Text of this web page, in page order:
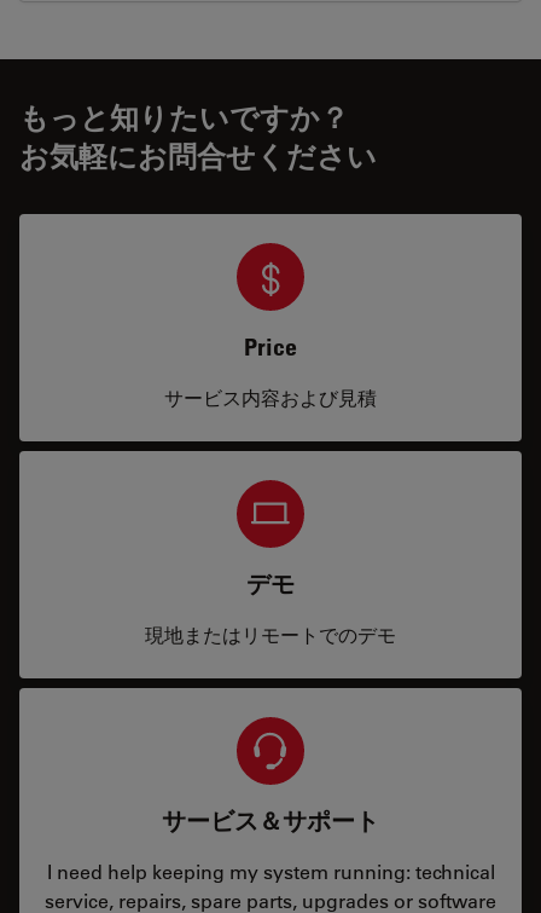
もっと知りたいですか？
お気軽にお問合せください
Price
サービス内容および見積
デモ
現地またはリモートでのデモ
サービス＆サポート
I need help keeping my system running: technical
service, repairs, spare parts, upgrades or software